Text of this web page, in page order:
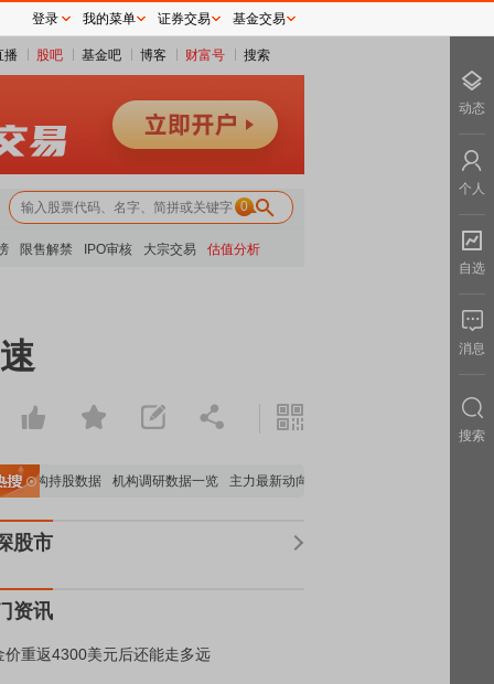
播 股吧 基金吧 博客 财富号 搜索
0
限售解禁 IPO审核 大宗交易 估值分析
构持股数据 机构调研数据一览 主力最新动向 上市公司限售股解禁一览
股市
资讯
价重返4300美元后还能走多远
登录 我的菜单 证券交易 基金交易
动态
个人
自选
消息
搜索